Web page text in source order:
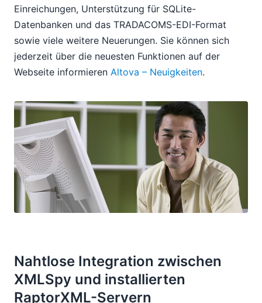
Einreichungen, Unterstützung für SQLite-
Datenbanken und das TRADACOMS-EDI-Format
sowie viele weitere Neuerungen. Sie können sich
jederzeit über die neuesten Funktionen auf der
Webseite informieren Altova – Neuigkeiten.
Nahtlose Integration zwischen
XMLSpy und installierten
RaptorXML-Servern